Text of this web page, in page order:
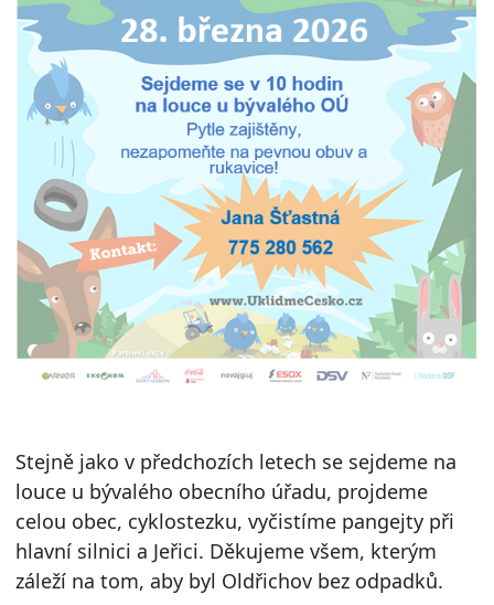
Stejně jako v předchozích letech se sejdeme na
louce u bývalého obecního úřadu, projdeme
celou obec, cyklostezku, vyčistíme pangejty při
hlavní silnici a Jeřici. Děkujeme všem, kterým
záleží na tom, aby byl Oldřichov bez odpadků.